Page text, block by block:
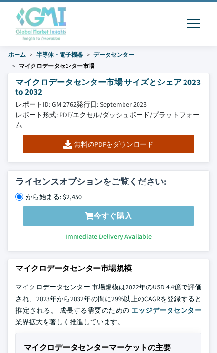
ホーム 半導体・電子機器
データセンター
マイクロデータセンター市場
マイクロデータセンター市場 サイズとシェア 2023
to 2032
レポートID: GMI2762発行日: September 2023
レポート形式: PDF/エクセル/ダッシュボード/プラットフォー
ム
無料のPDFをダウンロード
ライセンスオプションをご覧ください:
から始まる: $2,450
今すぐ購入
Immediate Delivery Available
マイクロデータセンター市場規模
マイクロデータセンター 市場規模は2022年のUSD 4.4億で評価
され、2023年から2032年の間に29%以上のCAGRを登録すると
推定される。 成長する需要のための エッジデータセンター
業界拡大を著しく推進しています。
マイクロデータセンターマーケットの主要